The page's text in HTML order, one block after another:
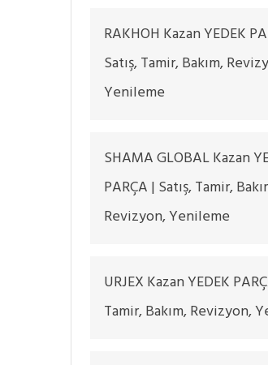
RAKHOH Kazan YEDEK
Satış, Tamir, Bakım,
Yenileme
SHAMA GLOBAL Kazan
PARÇA | Satış, Tamir,
Revizyon, Yenileme
URJEX Kazan YEDEK
Tamir, Bakım, Revizyon,